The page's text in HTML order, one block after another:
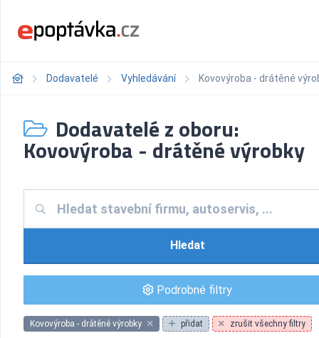
Dodavatelé Vyhledávání Kovovýroba - drátěné
Dodavatelé z oboru:
Kovovýroba - drátěné výrobky
Hledat
Podrobné filtry
Kovovýroba - drátěné výrobky přidat zrušit všechny filtry